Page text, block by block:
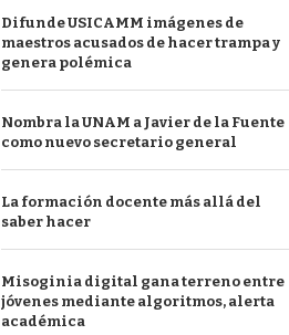
Difunde USICAMM imágenes de
maestros acusados de hacer trampa y
genera polémica
Nombra la UNAM a Javier de la Fuente
como nuevo secretario general
La formación docente más allá del
saber hacer
Misoginia digital gana terreno entre
jóvenes mediante algoritmos, alerta
académica